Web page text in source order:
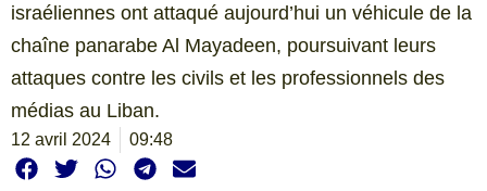
israéliennes ont attaqué aujourd’hui un véhicule de la
chaîne panarabe Al Mayadeen, poursuivant leurs
attaques contre les civils et les professionnels des
médias au Liban.
12 avril 2024 09:48